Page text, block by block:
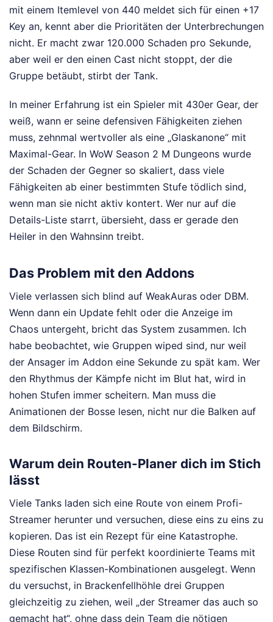
mit einem Itemlevel von 440 meldet sich für einen +17
Key an, kennt aber die Prioritäten der Unterbrechungen
nicht. Er macht zwar 120.000 Schaden pro Sekunde,
aber weil er den einen Cast nicht stoppt, der die
Gruppe betäubt, stirbt der Tank.
In meiner Erfahrung ist ein Spieler mit 430er Gear, der
weiß, wann er seine defensiven Fähigkeiten ziehen
muss, zehnmal wertvoller als eine „Glaskanone“ mit
Maximal-Gear. In WoW Season 2 M Dungeons wurde
der Schaden der Gegner so skaliert, dass viele
Fähigkeiten ab einer bestimmten Stufe tödlich sind,
wenn man sie nicht aktiv kontert. Wer nur auf die
Details-Liste starrt, übersieht, dass er gerade den
Heiler in den Wahnsinn treibt.
Das Problem mit den Addons
Viele verlassen sich blind auf WeakAuras oder DBM.
Wenn dann ein Update fehlt oder die Anzeige im
Chaos untergeht, bricht das System zusammen. Ich
habe beobachtet, wie Gruppen wiped sind, nur weil
der Ansager im Addon eine Sekunde zu spät kam. Wer
den Rhythmus der Kämpfe nicht im Blut hat, wird in
hohen Stufen immer scheitern. Man muss die
Animationen der Bosse lesen, nicht nur die Balken auf
dem Bildschirm.
Warum dein Routen-Planer dich im Stich
lässt
Viele Tanks laden sich eine Route von einem Profi-
Streamer herunter und versuchen, diese eins zu eins zu
kopieren. Das ist ein Rezept für eine Katastrophe.
Diese Routen sind für perfekt koordinierte Teams mit
spezifischen Klassen-Kombinationen ausgelegt. Wenn
du versuchst, in Brackenfellhöhle drei Gruppen
gleichzeitig zu ziehen, weil „der Streamer das auch so
gemacht hat“, ohne dass dein Team die nötigen